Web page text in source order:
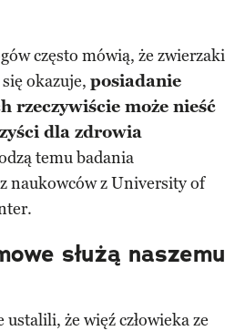
często mówią, że zwierzaki
okazuje, posiadanie
rzeczywiście może nieść
dla zdrowia
temu badania
naukowców z University of
służą naszemu
ustalili, że więź człowieka ze